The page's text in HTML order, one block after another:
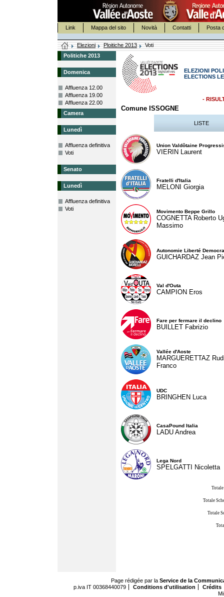
Link Mappa del sito Novità Contatti Posta
Elezioni Ploitiche 2013
Voti
Politiche 2013
Domenica
Affluenza 12.00
Affluenza 19.00
Affluenza 22.00
Camera
Lunedì
Affluenza definitiva
Voti
Senato
Lunedì
Affluenza definitiva
Voti
ELEZIONI
ELECTIONS
-
Comune ISSOGNE
LISTE
Union Valdôtaine
VIERIN Laurent
Fratelli d'Italia
MELONI Giorgia
Movimento Beppe Grillo
COGNETTA Roberto
Massimo
Autonomie Liberté
GUICHARDAZ Jean
Val d'Outa
CAMPION Eros
Fare per fermare il declino
BUILLET Fabrizio
Vallée d'Aoste
MARGUERETTAZ
Franco
UDC
BRINGHEN Luca
CasaPound Italia
LADU Andrea
Lega Nord
SPELGATTI Nicoletta
Totale
Totale
Page rédigée par la Service de la
p.iva IT 00368440079
Conditions d'utilisation
Crédits